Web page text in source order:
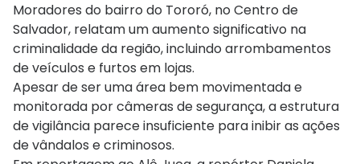
Moradores do bairro do Tororó, no Centro de
Salvador, relatam um aumento significativo na
criminalidade da região, incluindo arrombamentos
de veículos e furtos em lojas.
Apesar de ser uma área bem movimentada e
monitorada por câmeras de segurança, a estrutura
de vigilância parece insuficiente para inibir as ações
de vândalos e criminosos.